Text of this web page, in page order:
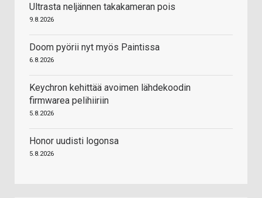
Ultrasta neljännen takakameran pois
9.8.2026
Doom pyörii nyt myös Paintissa
6.8.2026
Keychron kehittää avoimen lähdekoodin
firmwarea pelihiiriin
5.8.2026
Honor uudisti logonsa
5.8.2026